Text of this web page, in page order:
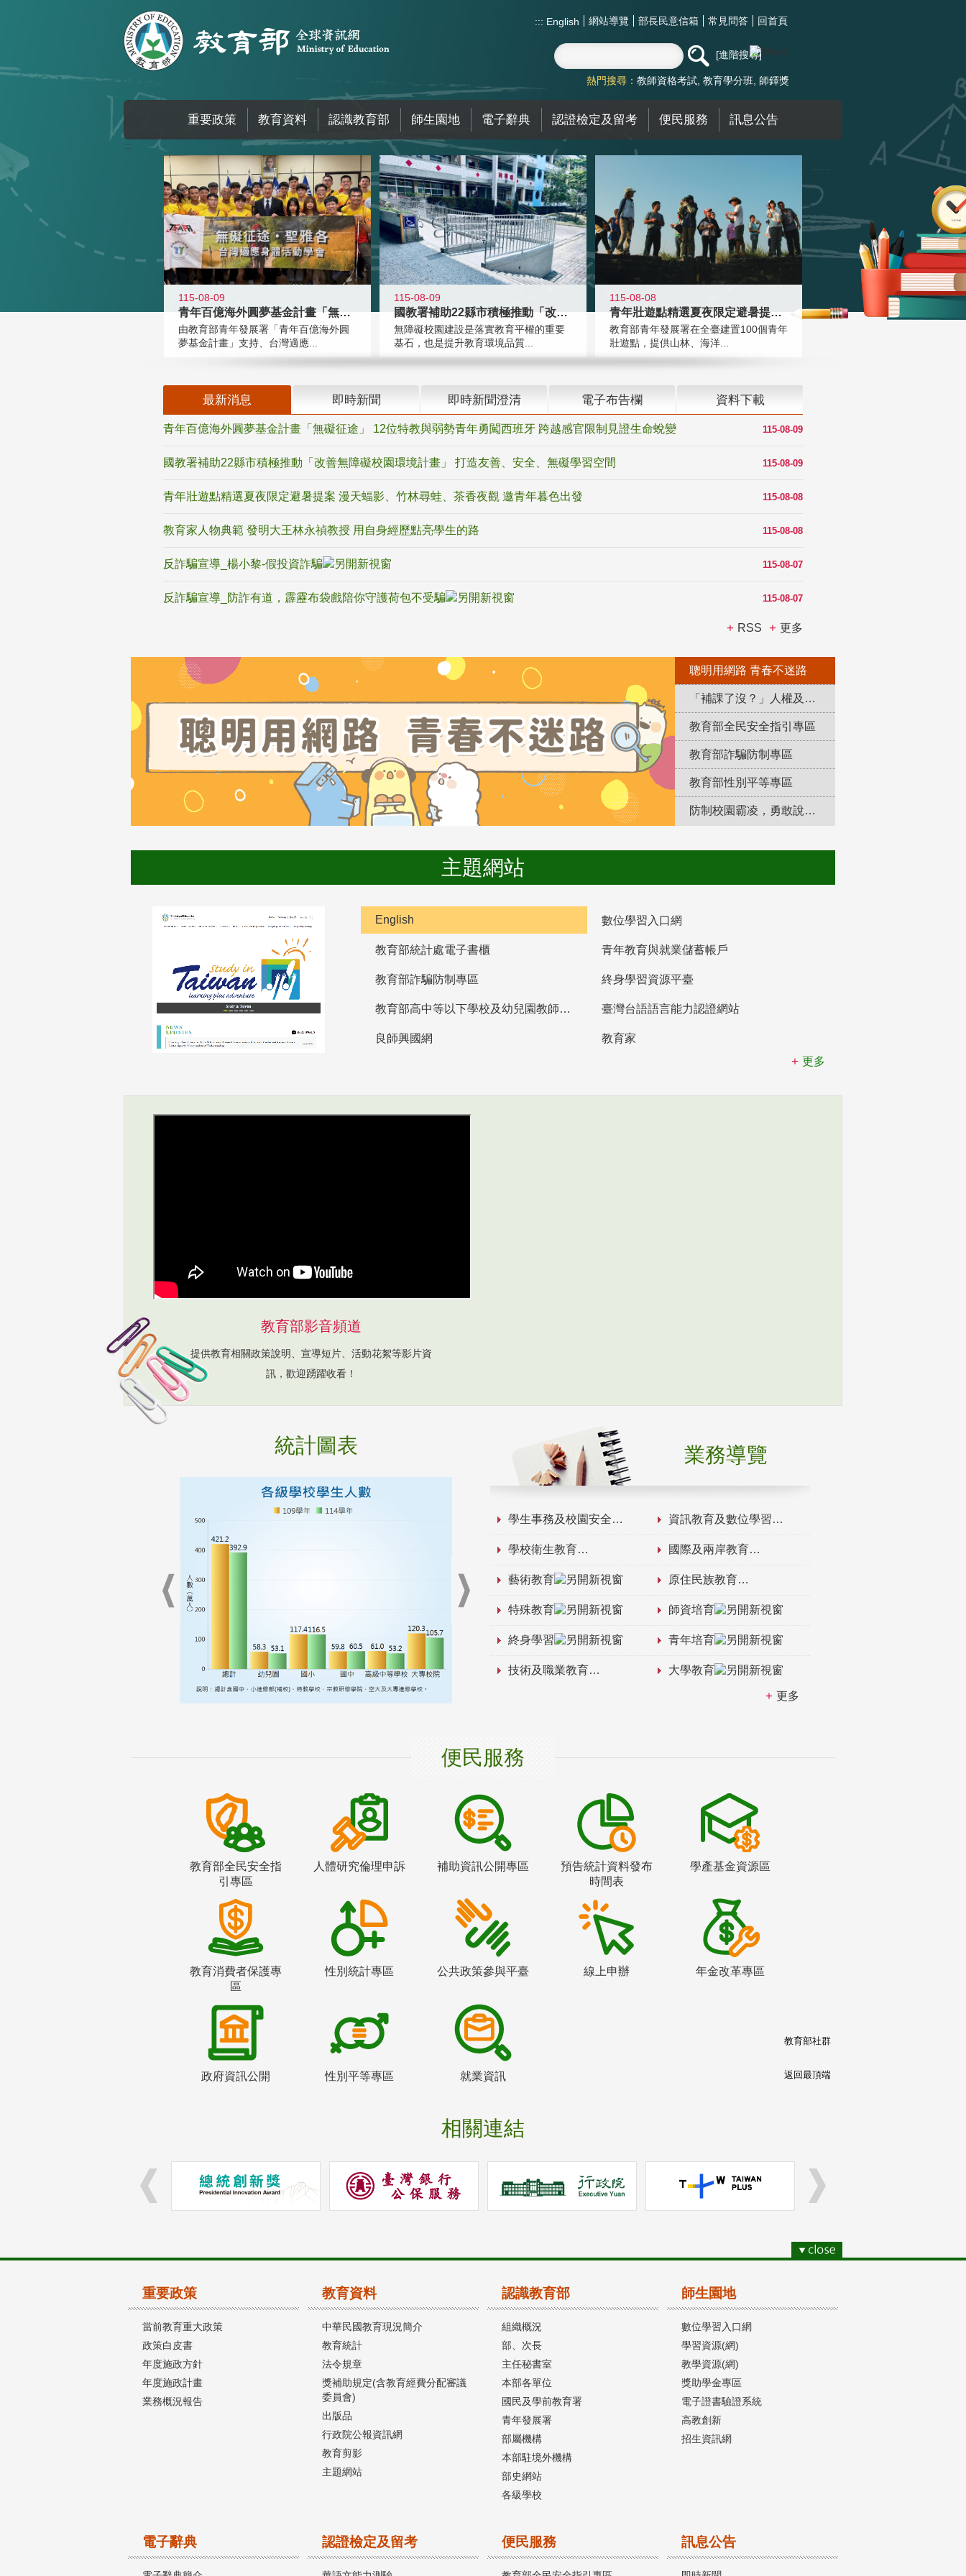
::: English 網站導覽 部長民意信箱 常見問答 回首頁
進階搜尋
熱門搜尋： 教師資格考試 教育學分班 師鐸獎
重要政策 教育資料 認識教育部 師生園地 電子辭典 認證檢定及留考 便民服務 訊息公告
:::
115-08-09
青年百億海外圓夢基金計畫「無礙征途
由教育部青年發展署「青年百億海外圓
夢基金計畫」支持、台灣適應...
115-08-09
國教署補助22縣市積極推動「改善無
無障礙校園建設是落實教育平權的重要
基石，也是提升教育環境品質...
115-08-08
青年壯遊點精選夏夜限定避暑提案 漫
教育部青年發展署在全臺建置100個青年
壯遊點，提供山林、海洋...
最新消息 即時新聞 即時新聞澄清 電子布告欄 資料下載
115-08-09
青年百億海外圓夢基金計畫「無礙征途」 12位特教與弱勢青年勇闖西班牙 跨越感官限制見證生命蛻變
115-08-09
國教署補助22縣市積極推動「改善無障礙校園環境計畫」 打造友善、安全、無礙學習空間
115-08-08
青年壯遊點精選夏夜限定避暑提案 漫天蝠影、竹林尋蛙、茶香夜觀 邀青年暮色出發
115-08-08
教育家人物典範 發明大王林永禎教授 用自身經歷點亮學生的路
115-08-07
反詐騙宣導_楊小黎-假投資詐騙
115-08-07
反詐騙宣導_防詐有道，霹靂布袋戲陪你守護荷包不受騙
RSS 更多
聰明用網路 青春不迷路
「補課了沒？」人權及轉型正義教育專區
教育部全民安全指引專區
教育部詐騙防制專區
教育部性別平等專區
防制校園霸凌，勇敢說出來！
主題網站
English 數位學習入口網
教育部統計處電子書櫃 青年教育與就業儲蓄帳戶
教育部詐騙防制專區 終身學習資源平臺
教育部高中等以下學校及幼兒園教師資格檢定考試 臺灣台語語言能力認證網站
良師興國網
教育家
更多
教育部影音頻道
提供教育相關政策說明、宣導短片、活動花絮等影片資
訊，歡迎踴躍收看！
統計圖表 業務導覽
學生事務及校園安全 資訊教育及數位學習
學校衛生教育 國際及兩岸教育
藝術教育 原住民族教育
特殊教育 師資培育
終身學習 青年培育
技術及職業教育 大學教育
更多
便民服務
教育部全民安全指
引專區
人體研究倫理申訴 補助資訊公開專區
預告統計資料發布
時間表
學產基金資源區
教育消費者保護專
區
性別統計專區 公共政策參與平臺 線上申辦 年金改革專區
政府資訊公開 性別平等專區 就業資訊
相關連結
教育部社群
返回最頂端
重要政策
當前教育重大政策
政策白皮書
年度施政方針
年度施政計畫
業務概況報告
教育資料
中華民國教育現況簡介
教育統計
法令規章
獎補助規定(含教育經費分配審議
委員會)
出版品
行政院公報資訊網
教育剪影
主題網站
認識教育部
組織概況
部、次長
主任秘書室
本部各單位
國民及學前教育署
青年發展署
部屬機構
本部駐境外機構
部史網站
各級學校
師生園地
數位學習入口網
學習資源(網)
教學資源(網)
獎助學金專區
電子證書驗證系統
高教創新
招生資訊網
電子辭典 認證檢定及留考 便民服務 訊息公告